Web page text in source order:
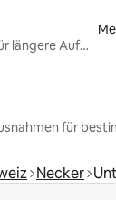
Unterkünfte für längere Aufenthalte
für
Necker